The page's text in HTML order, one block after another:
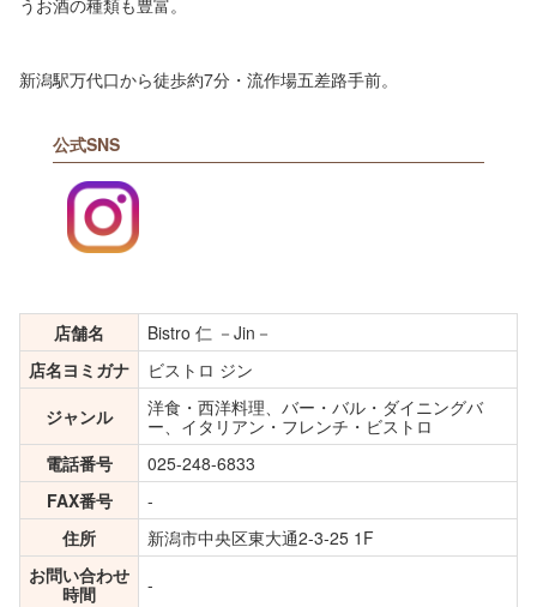
新潟駅万代口から徒歩約7分・流作場五差路手前。
公式SNS
店舗名
Bistro 仁 －Jin－
店名ヨミガナ
ビストロ ジン
ジャンル
洋食・西洋料理、バー・バル・ダイニングバ
ー、イタリアン・フレンチ・ビストロ
電話番号
025-248-6833
FAX番号
-
住所
新潟市中央区東大通2-3-25 1F
お問い合わせ
時間
-